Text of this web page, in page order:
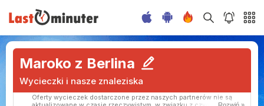
Maroko z Berlina
Wycieczki i nasze znaleziska
Oferty wycieczek dostarczone przez naszych partnerów nie są